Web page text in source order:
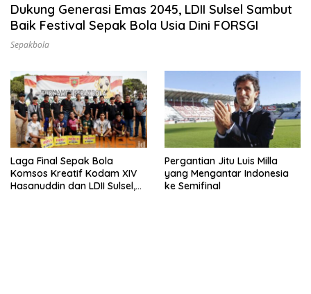
Dukung Generasi Emas 2045, LDII Sulsel Sambut
Baik Festival Sepak Bola Usia Dini FORSGI
Sepakbola
Laga Final Sepak Bola
Komsos Kreatif Kodam XIV
Hasanuddin dan LDII Sulsel,
Pergantian Jitu Luis Milla
yang Mengantar Indonesia
ke Semifinal